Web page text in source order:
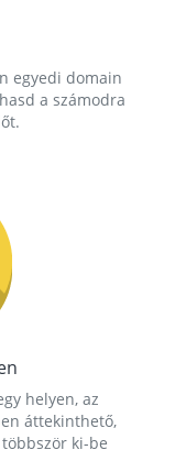
egyedi domain
a számodra
helyen, az
áttekinthető,
ki-be